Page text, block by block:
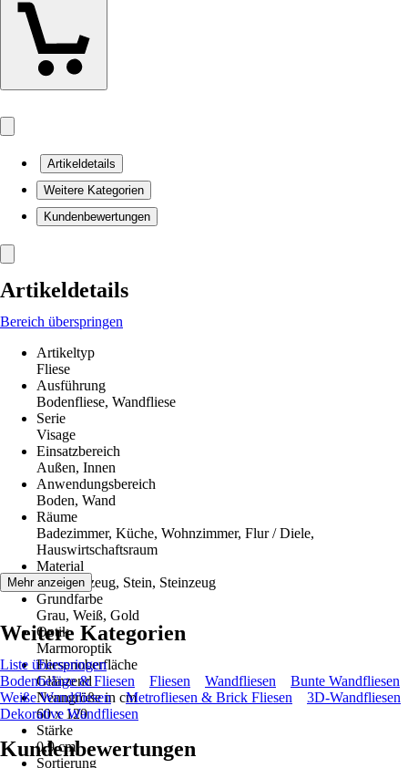
Artikeldetails
Weitere Kategorien
Kundenbewertungen
Artikeldetails
Bereich überspringen
Artikeltyp
Fliese
Ausführung
Bodenfliese, Wandfliese
Serie
Visage
Einsatzbereich
Außen, Innen
Anwendungsbereich
Boden, Wand
Räume
Badezimmer, Küche, Wohnzimmer, Flur / Diele,
Hauswirtschaftsraum
Material
Feinsteinzeug, Stein, Steinzeug
Grundfarbe
Grau, Weiß, Gold
Optik
Marmoroptik
Fliesenoberfläche
Glänzend
Nenngröße in cm
60 x 120
Stärke
0,9 cm
Sortierung
Mehr anzeigen
Weitere Kategorien
Liste überspringen
Bodenbeläge & Fliesen
Fliesen Wandfliesen
Bunte Wandfliesen
Weiße Wandfliesen
Metrofliesen & Brick Fliesen
3D-Wandfliesen
Dekorative Wandfliesen
Kundenbewertungen